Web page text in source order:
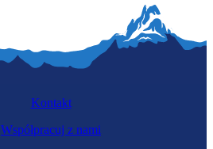
Kontakt
Współpracuj z nami